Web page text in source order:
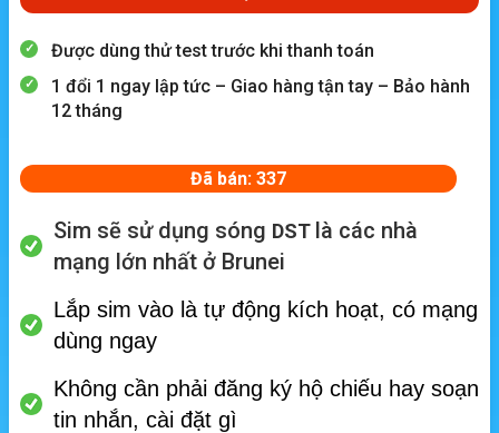
Được dùng thử test trước khi thanh toán
1 đổi 1 ngay lập tức – Giao hàng tận tay – Bảo hành
12 tháng
Đã bán: 337
Sim sẽ sử dụng sóng DST là các nhà
mạng lớn nhất ở Brunei
Lắp sim vào là tự động kích hoạt, có mạng
dùng ngay
Không cần phải đăng ký hộ chiếu hay soạn
tin nhắn, cài đặt gì